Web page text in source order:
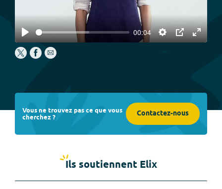
Play
00:04
Settings
PIP
Enter
Vous ne trouvez pas ce que vous
cherchez ? Contactez-nous
Ils soutiennent Elix